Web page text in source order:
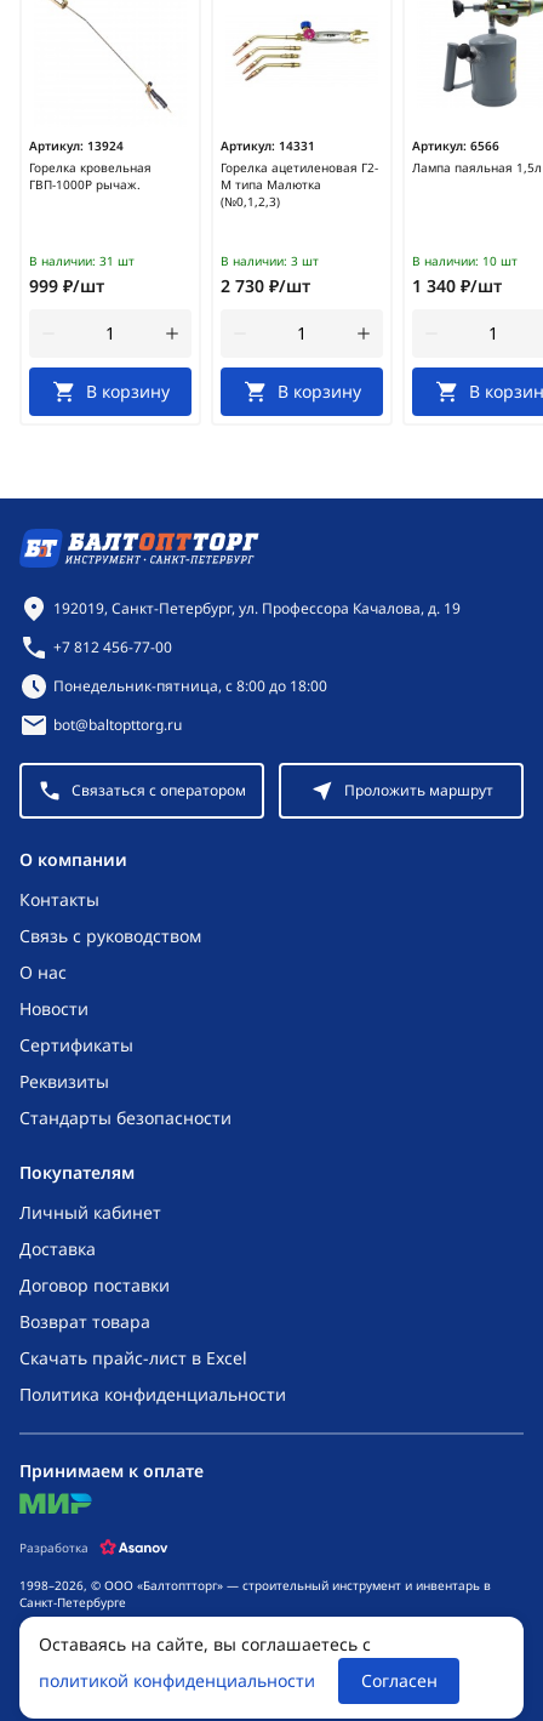
Артикул: 13924
Горелка кровельная
ГВП-1000Р рычаж.
В наличии: 31 шт
999 ₽/шт
В корзину
Артикул: 14331
Горелка ацетиленовая Г2-
М типа Малютка
(№0,1,2,3)
В наличии: 3 шт
2 730 ₽/шт
В корзину
Артикул: 6566
Лампа паяльная 1,5л
В наличии: 10 шт
1 340 ₽/шт
В
O компании
Контакты
Связь с руководством
О нас
Новости
Сертификаты
Реквизиты
Стандарты безопасности
Покупателям
Личный кабинет
Доставка
Договор поставки
Возврат товара
Скачать прайс-лист в Excel
Политика конфиденциальности
Контактная информация
192019, Санкт-Петербург, ул. Профессора Качалова, д. 19
+7 812 456-77-00
Режим работы:
Понедельник-пятница, с 8:00 до 18:00
bot@baltopttorg.ru
Связаться с оператором Проложить маршрут
1998–2026, © ООО «Балтоптторг» — строительный инструмент и инвентарь в
Санкт-Петербурге
Обращаем ваше внимание на то, что данный интернет-сайт носит исключительно
информационный характер и ни при каких условиях не является публичной
офертой, определяемой положениями ч. 2 ст. 437 Гражданского кодекса
Российской Федерации. Для получения подробной информации о стоимости
товаров и сроках выполнения услуг, обращайтесь к менеджерам компании.
Принимаем к оплате
mir
Разработка
Оставаясь на сайте, вы соглашаетесь с
политикой конфиденциальности
Согласен